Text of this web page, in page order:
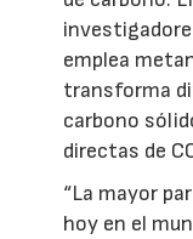
emplea
transforma
carbono
directas de
“La mayor
hoy en el